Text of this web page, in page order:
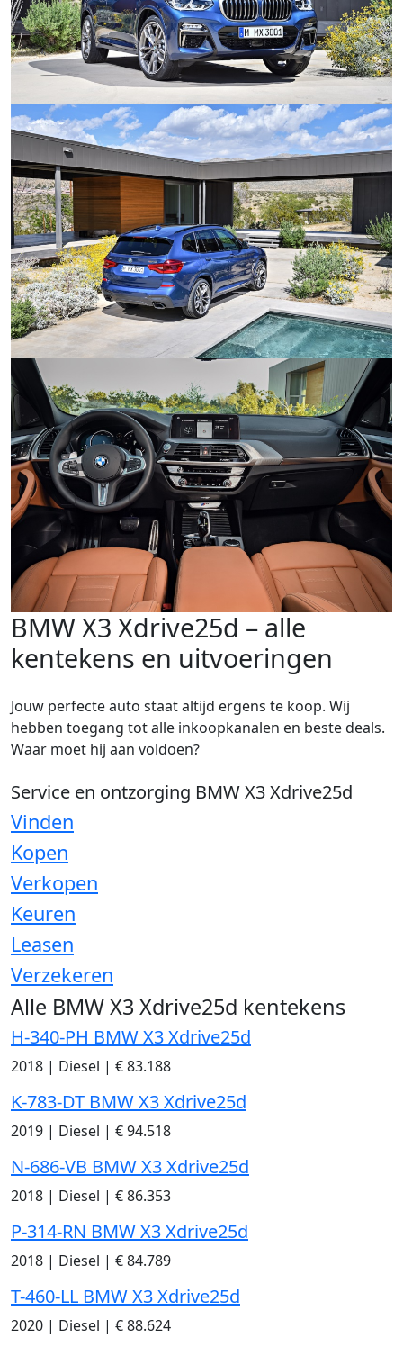
BMW X3 Xdrive25d – alle
kentekens en uitvoeringen
Jouw perfecte auto staat altijd ergens te koop. Wij
hebben toegang tot alle inkoopkanalen en beste deals.
Waar moet hij aan voldoen?
Service en ontzorging BMW X3 Xdrive25d
Vinden
Kopen
Verkopen
Keuren
Leasen
Verzekeren
Alle BMW X3 Xdrive25d kentekens
H-340-PH BMW X3 Xdrive25d
2018 | Diesel | € 83.188
K-783-DT BMW X3 Xdrive25d
2019 | Diesel | € 94.518
N-686-VB BMW X3 Xdrive25d
2018 | Diesel | € 86.353
P-314-RN BMW X3 Xdrive25d
2018 | Diesel | € 84.789
T-460-LL BMW X3 Xdrive25d
2020 | Diesel | € 88.624